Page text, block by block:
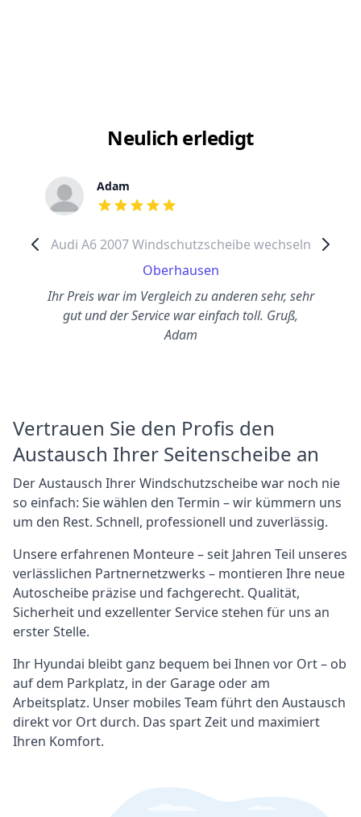
Neulich erledigt
Adam
out of 5 stars
Audi A6 2007 Windschutzscheibe wechseln
Oberhausen
Ihr Preis war im Vergleich zu anderen sehr, sehr
gut und der Service war einfach toll. Gruß,
Adam
Vertrauen Sie den Profis den
Austausch Ihrer Seitenscheibe an
Der Austausch Ihrer Windschutzscheibe war noch nie
so einfach: Sie wählen den Termin – wir kümmern uns
um den Rest. Schnell, professionell und zuverlässig.
Unsere erfahrenen Monteure – seit Jahren Teil unseres
verlässlichen Partnernetzwerks – montieren Ihre neue
Autoscheibe präzise und fachgerecht. Qualität,
Sicherheit und exzellenter Service stehen für uns an
erster Stelle.
Ihr Hyundai bleibt ganz bequem bei Ihnen vor Ort – ob
auf dem Parkplatz, in der Garage oder am
Arbeitsplatz. Unser mobiles Team führt den Austausch
direkt vor Ort durch. Das spart Zeit und maximiert
Ihren Komfort.